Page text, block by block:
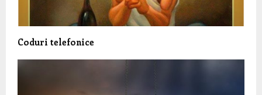
Coduri telefonice